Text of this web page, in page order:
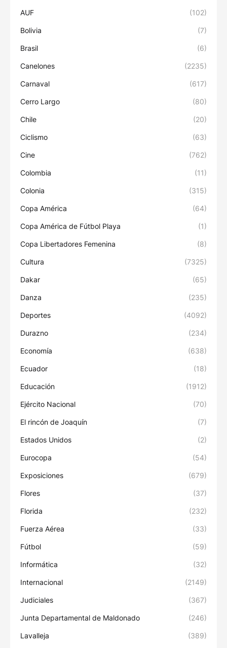
AUF (102)
Bolivia (7)
Brasil (6)
Canelones (2235)
Carnaval (617)
Cerro Largo (80)
Chile (20)
Ciclismo (63)
Cine (762)
Colombia (11)
Colonia (315)
Copa América (64)
Copa América de Fútbol Playa (1)
Copa Libertadores Femenina (8)
Cultura (7325)
Dakar (65)
Danza (235)
Deportes (4092)
Durazno (234)
Economía (638)
Ecuador (18)
Educación (1912)
Ejército Nacional (70)
El rincón de Joaquín (7)
Estados Unidos (2)
Eurocopa (54)
Exposiciones (679)
Flores (37)
Florida (232)
Fuerza Aérea (33)
Fútbol (59)
Informática (32)
Internacional (2149)
Judiciales (367)
Junta Departamental de Maldonado (246)
Lavalleja (389)